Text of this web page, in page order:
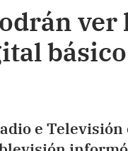
ver
básico
e Televisión